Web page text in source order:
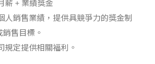
薪 + 業績獎金
人銷售業績，提供具競爭力的獎金制
售目標。
規定提供相關福利。